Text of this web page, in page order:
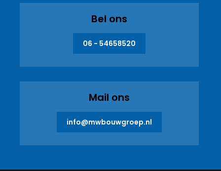
Bel ons
06 - 54658520
Mail ons
info@mwbouwgroep.nl